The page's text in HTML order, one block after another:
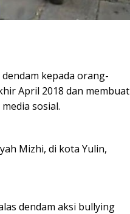
kepada orang-
April 2018 dan membuat
sosial.
Mizhi, di kota Yulin,
dendam aksi bullying